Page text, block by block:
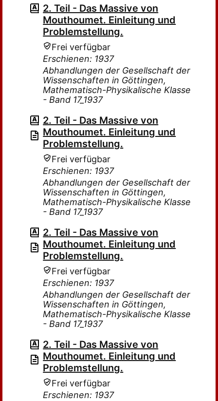
2. Teil - Das Massive von
Mouthoumet. Einleitung und
Problemstellung.
Frei verfügbar
Erschienen: 1937
Abhandlungen der Gesellschaft der
Wissenschaften in Göttingen,
Mathematisch-Physikalische Klasse
- Band 17_1937
2. Teil - Das Massive von
Mouthoumet. Einleitung und
Problemstellung.
Frei verfügbar
Erschienen: 1937
Abhandlungen der Gesellschaft der
Wissenschaften in Göttingen,
Mathematisch-Physikalische Klasse
- Band 17_1937
2. Teil - Das Massive von
Mouthoumet. Einleitung und
Problemstellung.
Frei verfügbar
Erschienen: 1937
Abhandlungen der Gesellschaft der
Wissenschaften in Göttingen,
Mathematisch-Physikalische Klasse
- Band 17_1937
2. Teil - Das Massive von
Mouthoumet. Einleitung und
Problemstellung.
Frei verfügbar
Erschienen: 1937